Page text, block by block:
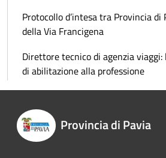
Protocollo d’intesa tra Provincia di
della Via Francigena
Direttore tecnico di agenzia
di abilitazione alla professione
Provincia di Pavia